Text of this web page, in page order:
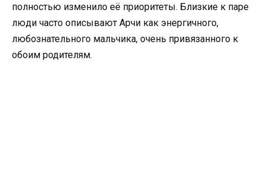
полностью изменило её приоритеты. Близкие к паре
люди часто описывают Арчи как энергичного,
любознательного мальчика, очень привязанного к
обоим родителям.